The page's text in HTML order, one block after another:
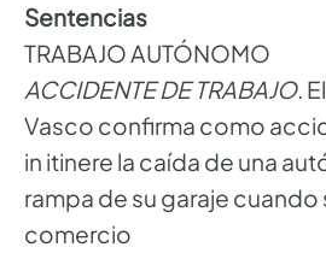
Sentencias
TRABAJO AUTÓNOMO
ACCIDENTE DE TRABAJO.
Vasco confirma como
in itinere la caída de una
rampa de su garaje cuando
comercio